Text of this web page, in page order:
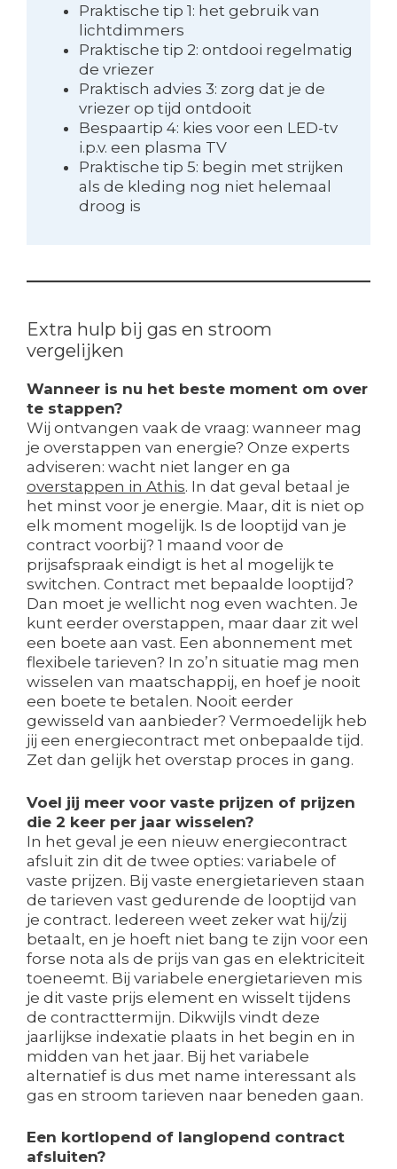
Praktische tip 1: het gebruik van
lichtdimmers
Praktische tip 2: ontdooi regelmatig
de vriezer
Praktisch advies 3: zorg dat je de
vriezer op tijd ontdooit
Bespaartip 4: kies voor een LED-tv
i.p.v. een plasma TV
Praktische tip 5: begin met strijken
als de kleding nog niet helemaal
droog is
Extra hulp bij gas en stroom
vergelijken
Wanneer is nu het beste moment om over
te stappen?
Wij ontvangen vaak de vraag: wanneer mag
je overstappen van energie? Onze experts
adviseren: wacht niet langer en ga
overstappen in Athis. In dat geval betaal je
het minst voor je energie. Maar, dit is niet op
elk moment mogelijk. Is de looptijd van je
contract voorbij? 1 maand voor de
prijsafspraak eindigt is het al mogelijk te
switchen. Contract met bepaalde looptijd?
Dan moet je wellicht nog even wachten. Je
kunt eerder overstappen, maar daar zit wel
een boete aan vast. Een abonnement met
flexibele tarieven? In zo’n situatie mag men
wisselen van maatschappij, en hoef je nooit
een boete te betalen. Nooit eerder
gewisseld van aanbieder? Vermoedelijk heb
jij een energiecontract met onbepaalde tijd.
Zet dan gelijk het overstap proces in gang.
Voel jij meer voor vaste prijzen of prijzen
die 2 keer per jaar wisselen?
In het geval je een nieuw energiecontract
afsluit zin dit de twee opties: variabele of
vaste prijzen. Bij vaste energietarieven staan
de tarieven vast gedurende de looptijd van
je contract. Iedereen weet zeker wat hij/zij
betaalt, en je hoeft niet bang te zijn voor een
forse nota als de prijs van gas en elektriciteit
toeneemt. Bij variabele energietarieven mis
je dit vaste prijs element en wisselt tijdens
de contracttermijn. Dikwijls vindt deze
jaarlijkse indexatie plaats in het begin en in
midden van het jaar. Bij het variabele
alternatief is dus met name interessant als
gas en stroom tarieven naar beneden gaan.
Een kortlopend of langlopend contract
afsluiten?